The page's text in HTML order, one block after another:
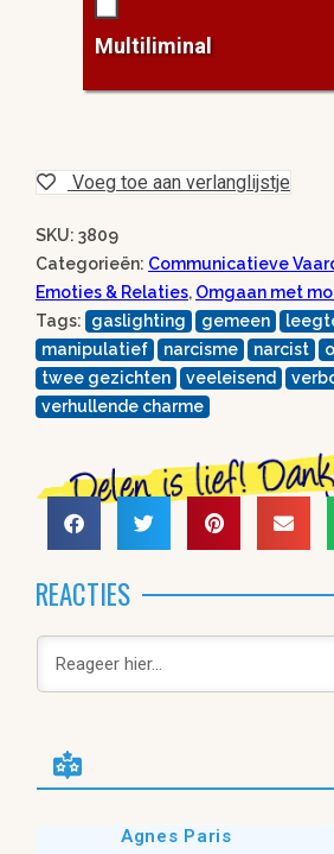
Multiliminal
Voeg toe aan verlanglijstje
SKU: 3809
Categorieën: Communicatieve
Emoties & Relaties, Omgaan met
Tags:
gaslighting gemeen
manipulatief
narcisme narcist
twee gezichten
veeleisend
verhullende charme
REACTIES
Agnes Paris